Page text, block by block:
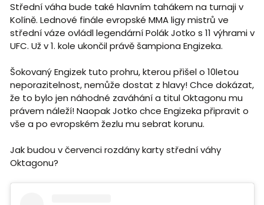
Střední váha bude také hlavním tahákem na turnaji v
Kolíně. Lednové finále evropské MMA ligy mistrů ve
střední váze ovládl legendární Polák Jotko s 11 výhrami v
UFC. Už v 1. kole ukončil právě šampiona Engizeka.
Šokovaný Engizek tuto prohru, kterou přišel o 10letou
neporazitelnost, nemůže dostat z hlavy! Chce dokázat,
že to bylo jen náhodné zaváhání a titul Oktagonu mu
právem náleží! Naopak Jotko chce Engizeka připravit o
vše a po evropském žezlu mu sebrat korunu.
Jak budou v červenci rozdány karty střední váhy
Oktagonu?